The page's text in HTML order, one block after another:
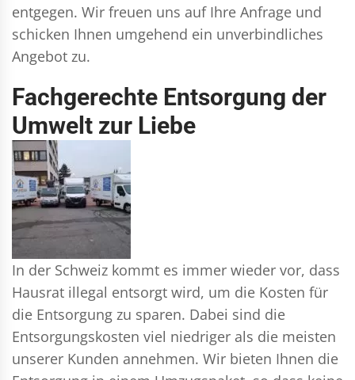
entgegen. Wir freuen uns auf Ihre Anfrage und
schicken Ihnen umgehend ein unverbindliches
Angebot zu.
Fachgerechte Entsorgung der
Umwelt zur Liebe
In der Schweiz kommt es immer wieder vor, dass
Hausrat illegal entsorgt wird, um die Kosten für
die Entsorgung zu sparen. Dabei sind die
Entsorgungskosten viel niedriger als die meisten
unserer Kunden annehmen. Wir bieten Ihnen die